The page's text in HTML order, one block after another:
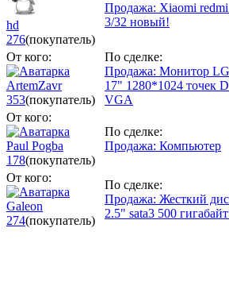
hd
276(покупатель)
Продажа: Xiaomi redmi
3/32 новый!
От кого:
ArtemZavr
353(покупатель)
По сделке:
Продажа: Монитор
17" 1280*1024 точек
VGA
От кого:
Paul Pogba
178(покупатель)
По сделке:
Продажа: Компьютер
От кого:
Galeon
274(покупатель)
По сделке:
Продажа: Жесткий
2.5" sata3 500